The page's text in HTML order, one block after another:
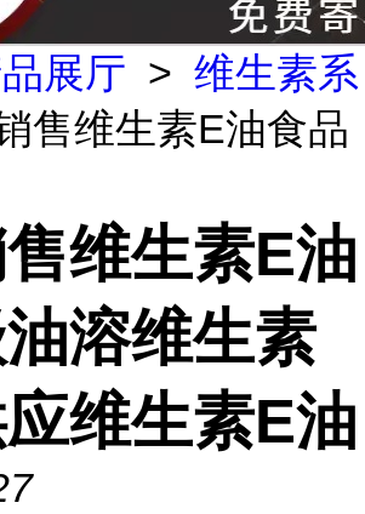
展厅 > 维生素系
售维生素E油食品
维生素E油
溶维生素
维生素E油